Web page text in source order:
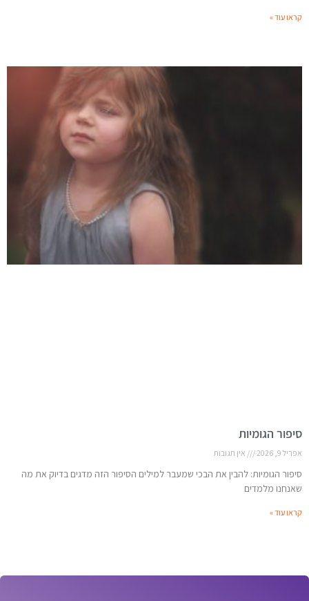
קראו עוד »
סיפור הגומיות
אפריל 9, 2026 אין תגובות
סיפור הגומיות: להבין את הבכי שמעבר למילים הסיפור הזה מדגים בדיוק את מה
שאנחנו מלמדים
קראו עוד »